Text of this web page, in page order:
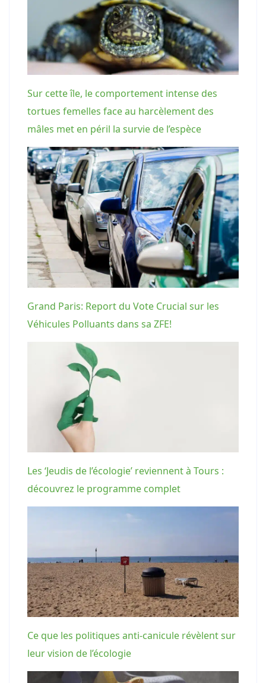
Sur cette île, le comportement intense des
tortues femelles face au harcèlement des
mâles met en péril la survie de l’espèce
Grand Paris: Report du Vote Crucial sur les
Véhicules Polluants dans sa ZFE!
Les ‘Jeudis de l’écologie’ reviennent à Tours :
découvrez le programme complet
Ce que les politiques anti-canicule révèlent sur
leur vision de l’écologie